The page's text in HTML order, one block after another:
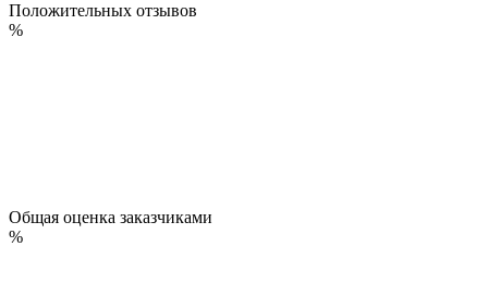
Положительных отзывов
%
Общая оценка заказчиками
%